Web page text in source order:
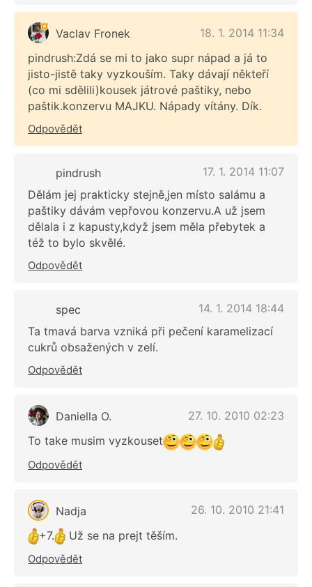
Vaclav Fronek
18. 1. 2014 11:34
pindrush:Zdá se mi to jako supr nápad a já to
jisto-jistě taky vyzkouším. Taky dávají někteří
(co mi sdělili)kousek játrové paštiky, nebo
paštik.konzervu MAJKU. Nápady vítány. Dík.
Odpovědět
pindrush
17. 1. 2014 11:07
Dělám jej prakticky stejně,jen místo salámu a
paštiky dávám vepřovou konzervu.A už jsem
dělala i z kapusty,když jsem měla přebytek a
též to bylo skvělé.
Odpovědět
spec
14. 1. 2014 18:44
Ta tmavá barva vzniká při pečení karamelizací
cukrů obsažených v zelí.
Odpovědět
Daniella O.
27. 10. 2010 02:23
To take musim vyzkouset
Odpovědět
Nadja
26. 10. 2010 21:41
+7.
Už se na prejt těším.
Odpovědět